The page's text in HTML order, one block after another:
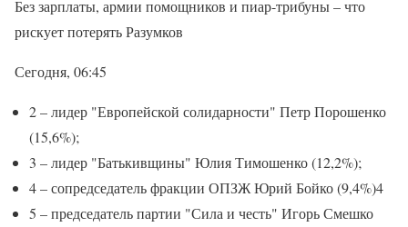
Без зарплаты, армии помощников и пиар-трибуны – что
рискует потерять Разумков
Сегодня, 06:45
2 – лидер "Европейской солидарности" Петр Порошенко
(15,6%);
3 – лидер "Батькивщины" Юлия Тимошенко (12,2%);
4 – сопредседатель фракции ОПЗЖ Юрий Бойко (9,4%)4
5 – председатель партии "Сила и честь" Игорь Смешко